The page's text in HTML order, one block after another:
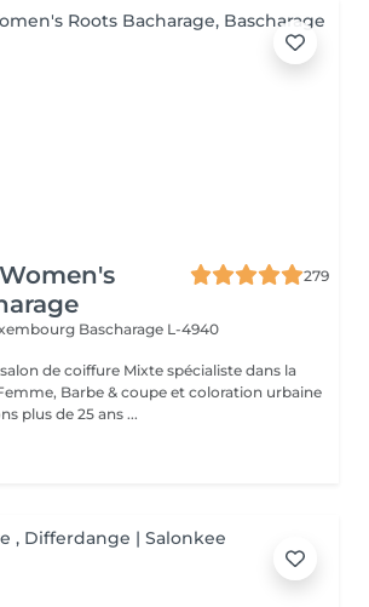
279
Bascharage L-4940
de coiffure Mixte spécialiste dans la
Barbe & coupe et coloration urbaine
avons plus de 25 ans ...